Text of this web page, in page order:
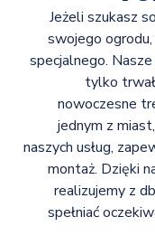
Jeżeli szukasz
swojego
specjalnego.
tylko
nowoczesne
jednym z
naszych usług,
montaż. Dzięki
realizujemy z
spełniać